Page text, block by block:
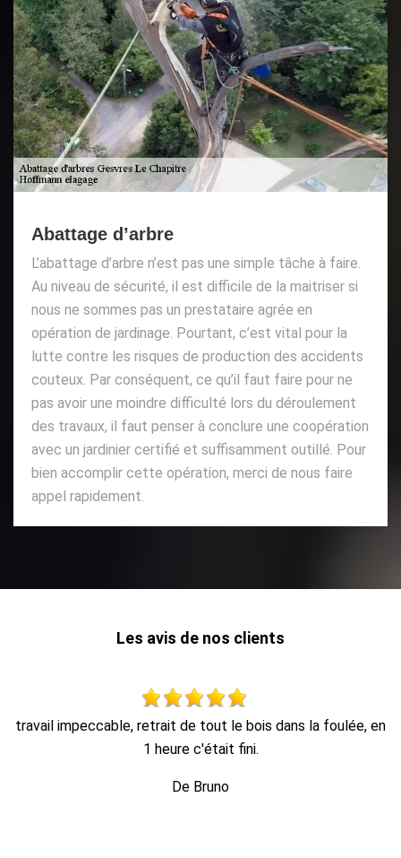
Abattage d’arbre
L’abattage d’arbre n’est pas une simple tâche à faire.
Au niveau de sécurité, il est difficile de la maitriser si
nous ne sommes pas un prestataire agrée en
opération de jardinage. Pourtant, c’est vital pour la
lutte contre les risques de production des accidents
couteux. Par conséquent, ce qu’il faut faire pour ne
pas avoir une moindre difficulté lors du déroulement
des travaux, il faut penser à conclure une coopération
avec un jardinier certifié et suffisamment outillé. Pour
bien accomplir cette opération, merci de nous faire
appel rapidement.
Les avis de nos clients
Travail soigné, très professionnel et efficace. M. Hoffmann
est sympathique et donne également de bons conseils. Je
problème.